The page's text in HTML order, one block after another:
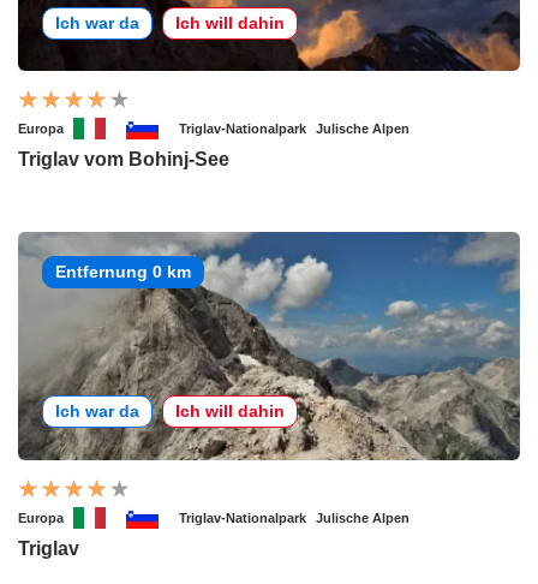
Ich war da Ich will dahin
Europa Triglav-Nationalpark Julische Alpen
Triglav vom Bohinj-See
Entfernung 0 km
Ich war da Ich will dahin
Europa Triglav-Nationalpark Julische Alpen
Triglav